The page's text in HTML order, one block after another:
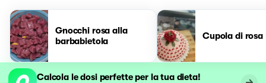
Gnocchi rosa alla
barbabietola
Cupola di rosa
Calcola le dosi perfette per la tua dieta!